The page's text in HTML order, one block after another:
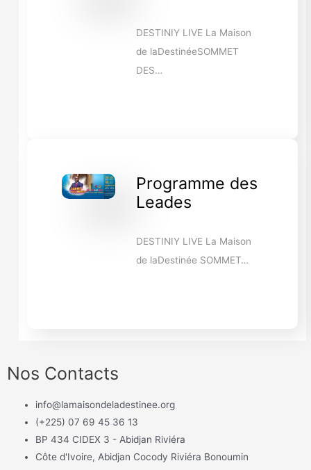
DESTINIY LIVE La Maison
de laDestinéeSOMMET
DES…
Programme des
Leades
DESTINIY LIVE La Maison
de laDestinée SOMMET…
Nos Contacts
info@lamaisondeladestinee.org
(+225) 07 69 45 36 13
BP 434 CIDEX 3 - Abidjan Riviéra
Côte d'Ivoire, Abidjan Cocody Riviéra Bonoumin